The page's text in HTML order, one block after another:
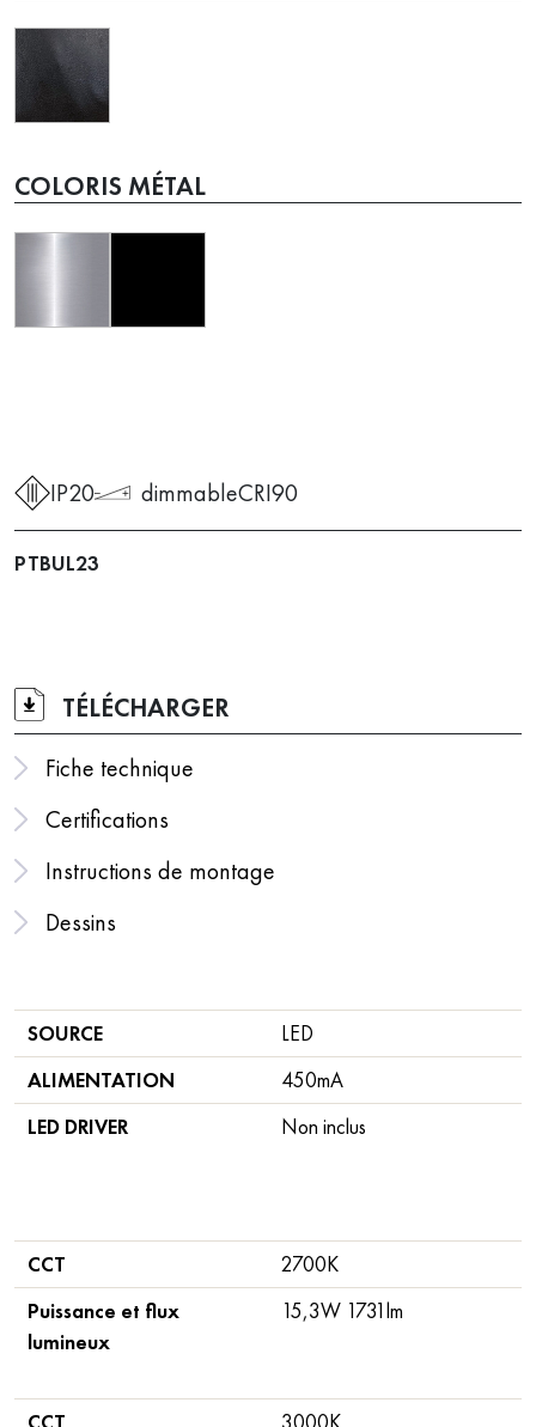
COLORIS MÉTAL
IP20 dimmableCRI90
PTBUL23
TÉLÉCHARGER
Fiche technique
Certifications
Instructions de montage
Dessins
CCT
2700K
Puissance et flux
lumineux
15,3W 1731lm
CCT 3000K
SOURCE
LED
ALIMENTATION
450mA
LED DRIVER
Non inclus